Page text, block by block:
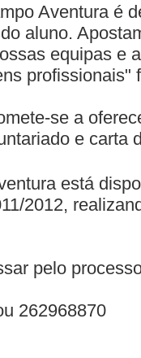
Aventura é
aluno.
equipas e
profissionais"
se a
e carta
está
2012,
pelo
262968870